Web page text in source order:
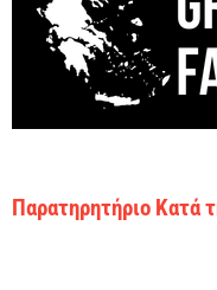
Παρατηρητήριο Κατά